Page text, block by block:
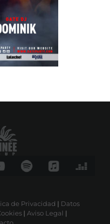
de Privacidad | Datos
| Aviso Legal |